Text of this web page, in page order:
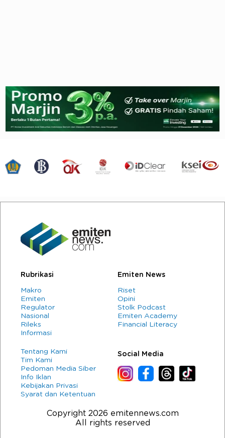
Rubrikasi
Makro
Emiten
Regulator
Nasional
Rileks
Informasi
Emiten News
Riset
Opini
Stolk Podcast
Emiten Academy
Financial Literacy
Tentang Kami
Tim Kami
Pedoman Media Siber
Info Iklan
Kebijakan Privasi
Syarat dan Ketentuan
Social Media
Copyright 2026 emitennews.com
All rights reserved